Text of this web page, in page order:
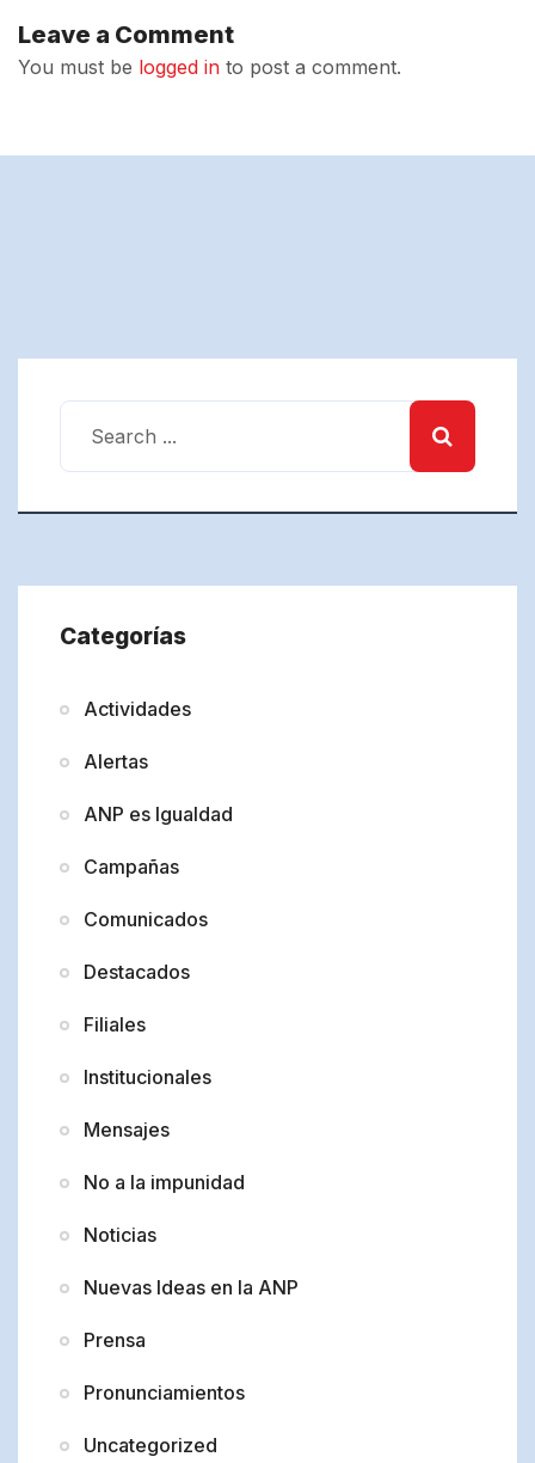
Leave a Comment
You must be logged in to post a comment.
Categorías
Actividades
Alertas
ANP es Igualdad
Campañas
Comunicados
Destacados
Filiales
Institucionales
Mensajes
No a la impunidad
Noticias
Nuevas Ideas en la ANP
Prensa
Pronunciamientos
Uncategorized